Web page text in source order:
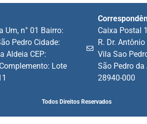
Um, n° 01 Bairro:
Pedro Cidade:
Aldeia CEP:
Lote
Caixa Postal
R. Dr.
Vila Sao
São Pedro da
28940-000
Todos Direitos Reservados